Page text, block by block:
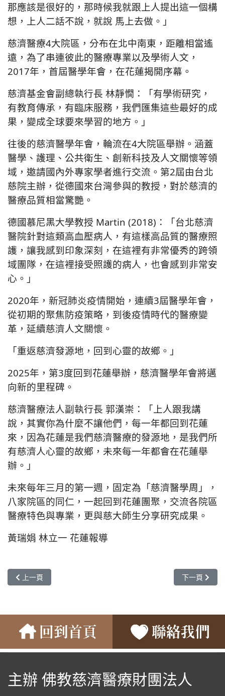
那應該是很好的，那時候我就跟上人提出這一個構
想，上人二話不說，就說 馬上去做。」
慈濟醫療4大院區，分布在北中南東，距離相當遙
遠，為了串連彼此的醫療專業以及學術人文，
2017年，首屆醫學年會，在花蓮揭開序幕。
慈濟基金會副總執行長 林靜憪：「有學術研究，
有教育傳承，有臨床服務，我們匯集這些最好的成
果，變成全球要來學習的地方。」
往後的慈濟醫學年會，輪流在4大院區舉辦。涵蓋
醫學、護理、公共衛生、創新科技及人文關懷等領
域，邀請國內外專家學者進行交流。第2屆由台北
慈院主辦，從德國來台灣參與的教授，對於慈濟的
醫療品質相當驚艷。
德國慕尼黑大學教授 Martin (2018)：「台北慈濟
醫院針對這類高血壓病人，有這樣高品質的醫療照
護，讓我感到印象深刻，在這裡有非常優秀的跨領
域團隊，在這裡接受照護的病人，也會感到非常安
心。」
2020年，新冠肺炎疫情開始，連續3屆醫學年會，
從初期的聚焦防疫策略，到後疫情時代的醫療變
革，延續慈濟人文關懷。
「重返慈濟發源地，回到心靈的故鄉。」
2025年，第3度回到花蓮舉辦，慈濟醫學年會將邁
向新的里程碑。
慈濟醫療法人副執行長 郭漢崇：「上人跟我講
說，其實你為什麼不讓他們，每一年都回到花蓮
來，因為花蓮是我們慈濟醫療的發源地，是我們所
有慈濟人心靈的故鄉，未來每一年都會在花蓮舉
辦。」
未來每年三月的第一週，固定為「慈濟醫學周」，
八家院區的同仁，一起回到花蓮團聚，交流各院區
醫療特色與專業，更與慈大師生分享研究成果。
黃瑞娟 林立一 花蓮報導
上一篇文章: 花蓮慈院講座 守護心臟泌尿系統健康
上一頁 下一篇文章:
下一頁
主辦 佛教慈濟醫療財團法人